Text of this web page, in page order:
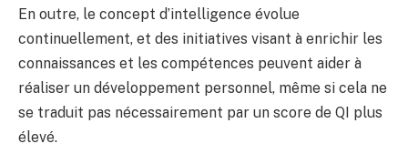
En outre, le concept d’intelligence évolue
continuellement, et des initiatives visant à enrichir les
connaissances et les compétences peuvent aider à
réaliser un développement personnel, même si cela ne
se traduit pas nécessairement par un score de QI plus
élevé.